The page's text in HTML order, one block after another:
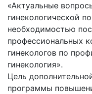
«Актуальные
гинекологической
необходимостью
профессиональных
гинекологов по
гинекология».
Цель
программы